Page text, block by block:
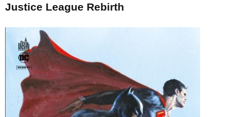
Justice League Rebirth